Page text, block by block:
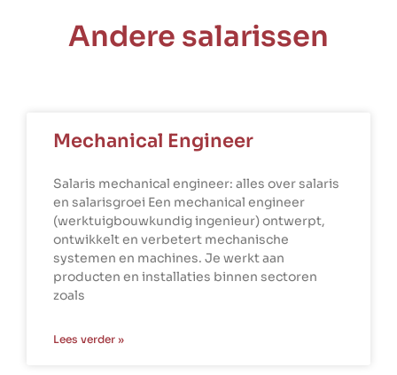
Andere salarissen
Mechanical Engineer
Salaris mechanical engineer: alles over salaris
en salarisgroei Een mechanical engineer
(werktuigbouwkundig ingenieur) ontwerpt,
ontwikkelt en verbetert mechanische
systemen en machines. Je werkt aan
producten en installaties binnen sectoren
zoals
Lees verder »